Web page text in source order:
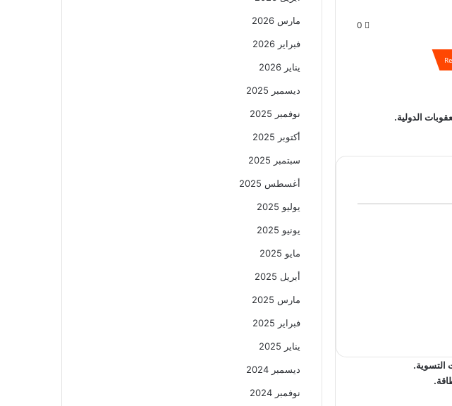
0 مارس 2026
فبراير 2026
يناير 2026
ديسمبر 2025
نوفمبر 2025
أكتوبر 2025
سبتمبر 2025
أغسطس 2025
يوليو 2025
يونيو 2025
مايو 2025
أبريل 2025
مارس 2025
فبراير 2025
يناير 2025
ديسمبر 2024
نوفمبر 2024